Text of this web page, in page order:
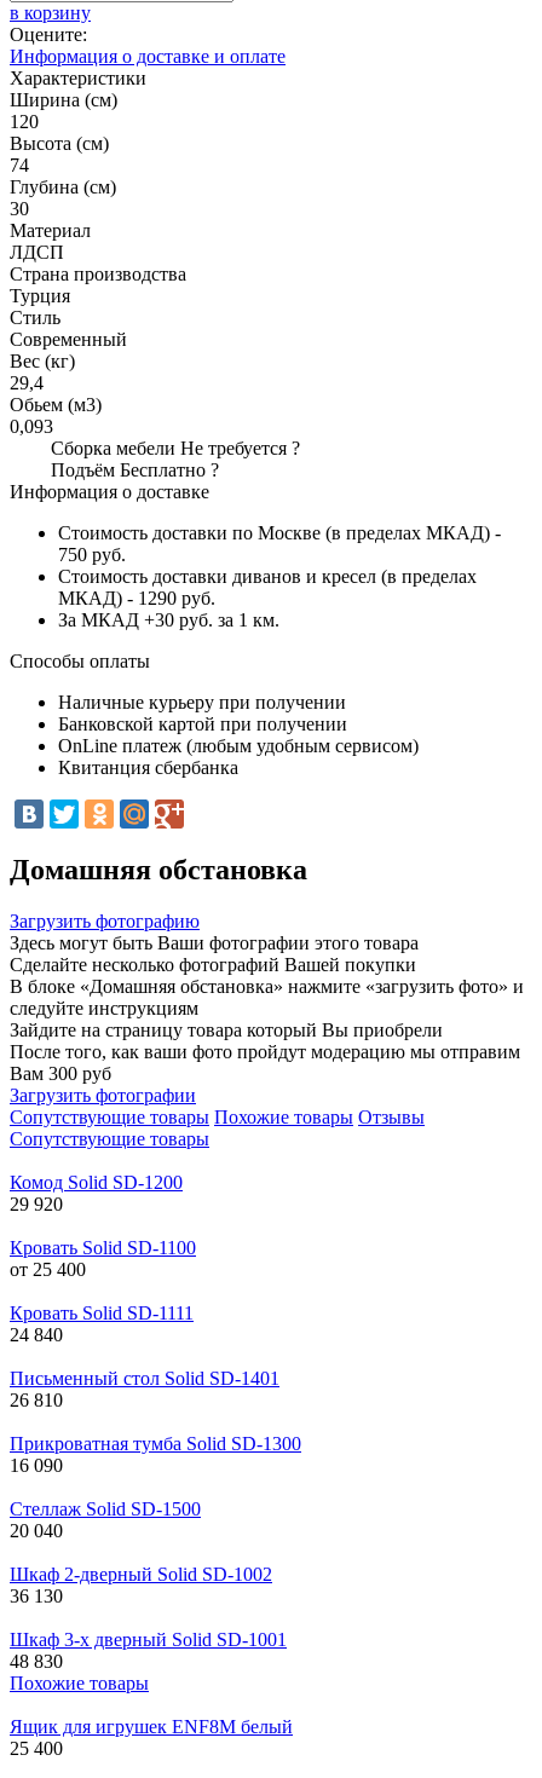
в корзину
Оцените:
Информация о доставке и оплате
Характеристики
Ширина (см)
120
Высота (см)
74
Глубина (см)
30
Материал
ЛДСП
Страна производства
Турция
Стиль
Современный
Вес (кг)
29,4
Обьем (м3)
0,093
Сборка мебели Не требуется ?
Подъём Бесплатно ?
Информация о доставке
Стоимость доставки по Москве (в пределах МКАД) -
750 руб.
Стоимость доставки диванов и кресел (в пределах
МКАД) - 1290 руб.
За МКАД +30 руб. за 1 км.
Способы оплаты
Наличные курьеру при получении
Банковской картой при получении
OnLine платеж (любым удобным сервисом)
Квитанция сбербанка
Домашняя обстановка
Загрузить фотографию
Здесь могут быть Ваши фотографии этого товара
Сделайте несколько фотографий Вашей покупки
В блоке «Домашняя обстановка» нажмите «загрузить фото» и
следуйте инструкциям
Зайдите на страницу товара который Вы приобрели
После того, как ваши фото пройдут модерацию мы отправим
Вам 300 руб
Загрузить фотографии
Сопутствующие товары Похожие товары Отзывы
Сопутствующие товары
Комод Solid SD-1200
29 920
Кровать Solid SD-1100
от 25 400
Кровать Solid SD-1111
24 840
Письменный стол Solid SD-1401
26 810
Прикроватная тумба Solid SD-1300
16 090
Стеллаж Solid SD-1500
20 040
Шкаф 2-дверный Solid SD-1002
36 130
Шкаф 3-х дверный Solid SD-1001
48 830
Похожие товары
Ящик для игрушек ENF8M белый
25 400